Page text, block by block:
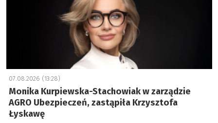
07.08.2026 (13:28)
Monika Kurpiewska-Stachowiak w zarządzie
AGRO Ubezpieczeń, zastąpiła Krzysztofa
Łyskawę